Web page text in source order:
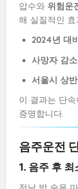
압수와 위험운
해 실질적인
2024년 대
사망자 감
서울시 상
이 결과는 단
증명합니다.
음주운전
1. 음주 후 최